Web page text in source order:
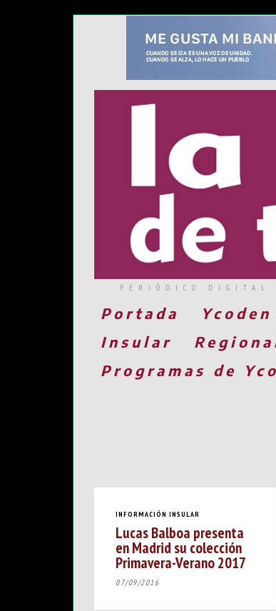
PERIÓDICO DIGITAL
Portada
Insular
Programas de
INFORMACIÓN INSULAR
Lucas Balboa presenta
en Madrid su colección
Primavera-Verano 2017
07/09/2016